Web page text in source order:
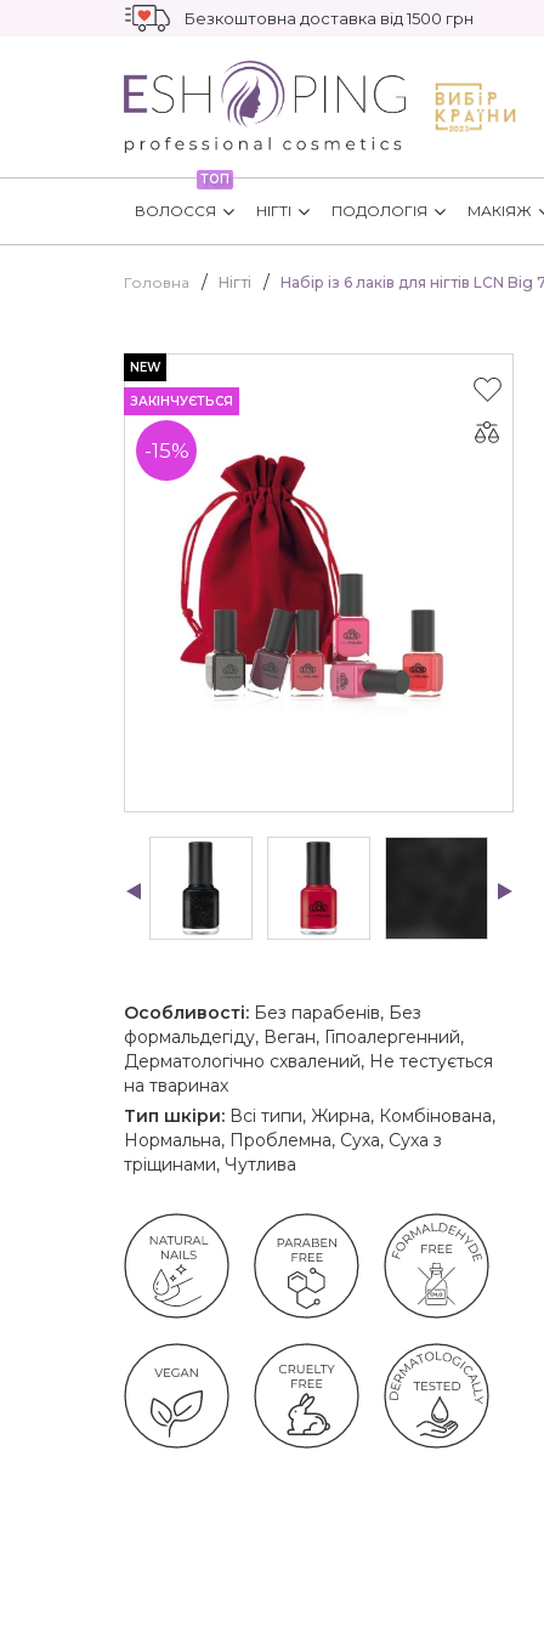
Безкоштовна доставка від 1500 грн
ТОП
ВОЛОССЯ НІГТІ ПОДОЛОГІЯ МАКІЯЖ
Головна Нігті Набір із 6 лаків для нігтів LCN
NEW
ЗАКІНЧУЄТЬСЯ
-15%
Особливості: Без парабенів, Без
формальдегіду, Веган, Гіпоалергенний,
Дерматологічно схвалений, Не тестується
на тваринах
Тип шкіри: Всі типи, Жирна, Комбінована,
Нормальна, Проблемна, Суха, Суха з
тріщинами, Чутлива